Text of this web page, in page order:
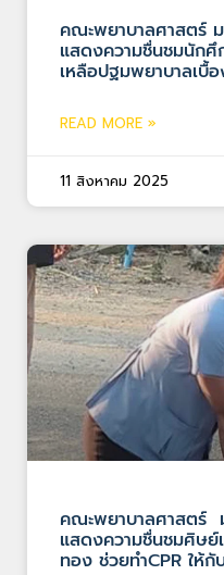
คณะพยาบาลศาสตร์
แสดงความชื่นชมนักศึ
เหลือปฐมพยาบาลเบื้
READ MORE »
11 สิงหาคม 2025
คณะพยาบาลศาสตร์
แสดงความชื่นชมศิษ
ทอง ช่วยทำCPR ให้